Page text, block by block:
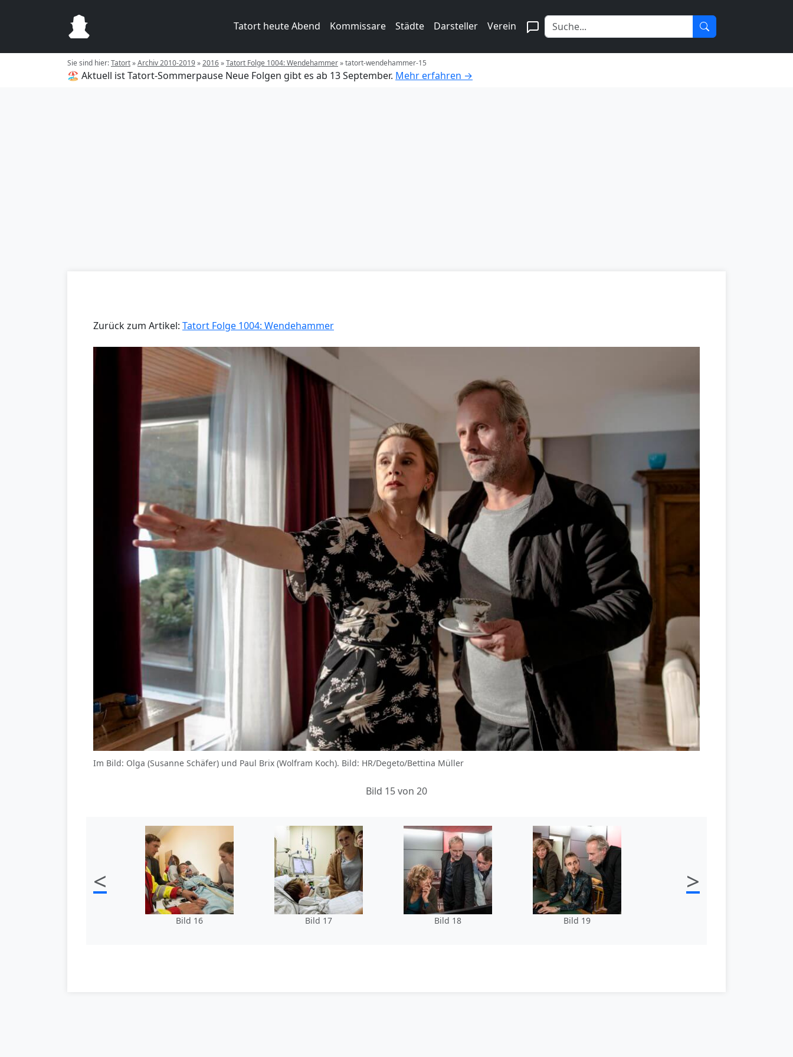
Tatort heute Abend Kommissare Städte Darsteller Verein
Sie sind hier:Tatort»Archiv 2010-2019»2016»Tatort Folge 1004: Wendehammer»tatort-wendehammer-15
🏖️ Aktuell ist Tatort-Sommerpause Neue Folgen gibt es ab 13 September. Mehr erfahren →
Zurück zum Artikel: Tatort Folge 1004: Wendehammer
Im Bild: Olga (Susanne Schäfer) und Paul Brix (Wolfram Koch). Bild: HR/Degeto/Bettina Müller
Bild 15 von 20
<
Bild 16 Bild 17 Bild 18 Bild 19
>